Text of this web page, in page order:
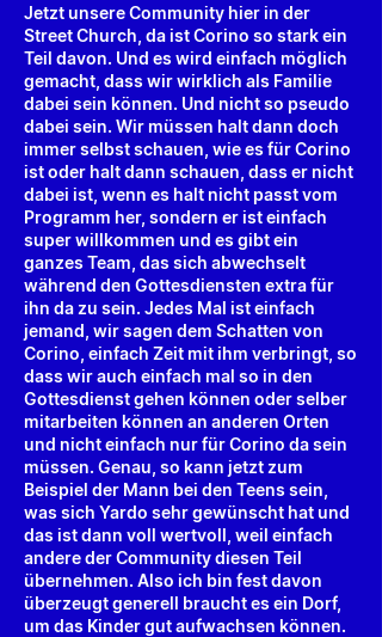
Jetzt unsere Community hier in der
Street Church, da ist Corino so stark ein
Teil davon. Und es wird einfach möglich
gemacht, dass wir wirklich als Familie
dabei sein können. Und nicht so pseudo
dabei sein. Wir müssen halt dann doch
immer selbst schauen, wie es für Corino
ist oder halt dann schauen, dass er nicht
dabei ist, wenn es halt nicht passt vom
Programm her, sondern er ist einfach
super willkommen und es gibt ein
ganzes Team, das sich abwechselt
während den Gottesdiensten extra für
ihn da zu sein. Jedes Mal ist einfach
jemand, wir sagen dem Schatten von
Corino, einfach Zeit mit ihm verbringt, so
dass wir auch einfach mal so in den
Gottesdienst gehen können oder selber
mitarbeiten können an anderen Orten
und nicht einfach nur für Corino da sein
müssen. Genau, so kann jetzt zum
Beispiel der Mann bei den Teens sein,
was sich Yardo sehr gewünscht hat und
das ist dann voll wertvoll, weil einfach
andere der Community diesen Teil
übernehmen. Also ich bin fest davon
überzeugt generell braucht es ein Dorf,
um das Kinder gut aufwachsen können.